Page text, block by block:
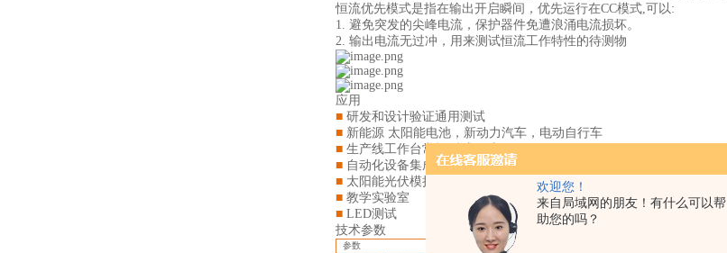
欢迎您！
来自局域网的朋友！有什么可以帮
助您的吗？
恒流优先模式是指在输出开启瞬间，优先运行在CC模式,可以:
1. 避免突发的尖峰电流，保护器件免遭浪涌电流损坏。
2. 输出电流无过冲，用来测试恒流工作特性的待测物
应用
■ 研发和设计验证通用测试
■ 新能源 太阳能电池，新动力汽车，电动自行车
■ 生产线工作台常规测试、维修
■ 自动化设备集成测试
■ 太阳能光伏模拟测试
■ 教学实验室
■ LED测试
技术参数
参数 TH6711